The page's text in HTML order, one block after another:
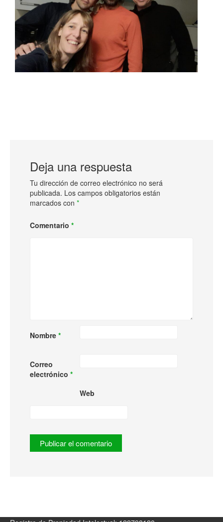
Deja una respuesta
Tu dirección de correo electrónico no será
publicada. Los campos obligatorios están
marcados con *
Comentario *
Nombre *
Correo
electrónico *
Web